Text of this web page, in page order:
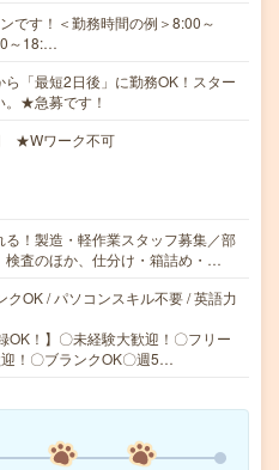
です！＜勤務時間の例＞8:00～
～18:…
「最短2日後」に勤務OK！スター
。★急募です！
★Wワーク不可
る！製造・軽作業スタッフ募集／部
検査のほか、仕分け・箱詰め・…
クOK / パソコンスキル不要 / 英語力
OK！】〇未経験大歓迎！〇フリー
！〇ブランクOK〇週5…